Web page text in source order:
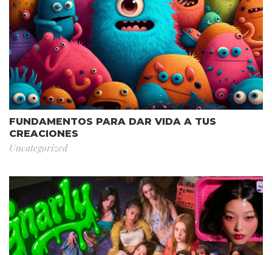
FUNDAMENTOS PARA DAR VIDA A TUS
CREACIONES
Uncategorized